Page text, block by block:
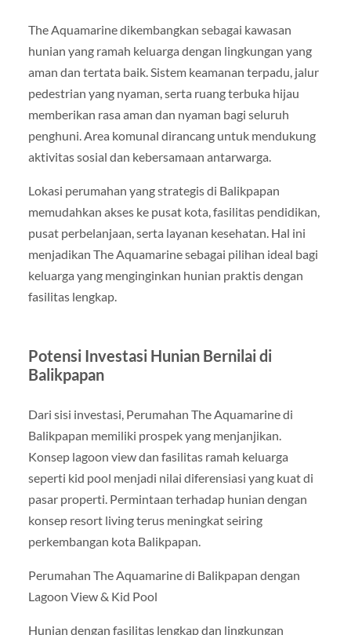
The Aquamarine dikembangkan sebagai kawasan
hunian yang ramah keluarga dengan lingkungan yang
aman dan tertata baik. Sistem keamanan terpadu, jalur
pedestrian yang nyaman, serta ruang terbuka hijau
memberikan rasa aman dan nyaman bagi seluruh
penghuni. Area komunal dirancang untuk mendukung
aktivitas sosial dan kebersamaan antarwarga.
Lokasi perumahan yang strategis di Balikpapan
memudahkan akses ke pusat kota, fasilitas pendidikan,
pusat perbelanjaan, serta layanan kesehatan. Hal ini
menjadikan The Aquamarine sebagai pilihan ideal bagi
keluarga yang menginginkan hunian praktis dengan
fasilitas lengkap.
Potensi Investasi Hunian Bernilai di
Balikpapan
Dari sisi investasi, Perumahan The Aquamarine di
Balikpapan memiliki prospek yang menjanjikan.
Konsep lagoon view dan fasilitas ramah keluarga
seperti kid pool menjadi nilai diferensiasi yang kuat di
pasar properti. Permintaan terhadap hunian dengan
konsep resort living terus meningkat seiring
perkembangan kota Balikpapan.
Perumahan The Aquamarine di Balikpapan dengan
Lagoon View & Kid Pool
Hunian dengan fasilitas lengkap dan lingkungan